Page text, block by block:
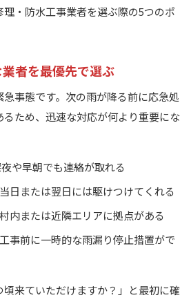
・防水工事業者を選ぶ際の5つのポ
者を最優先で選ぶ
事態です。次の雨が降る前に応急処
ため、迅速な対応が何より重要にな
夜や早朝でも連絡が取れる
当日または翌日には駆けつけてくれる
内または近隣エリアに拠点がある
事前に一時的な雨漏り停止措置がで
来ていただけますか？」と最初に確